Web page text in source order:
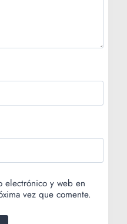
electrónico y web en
vez que comente.